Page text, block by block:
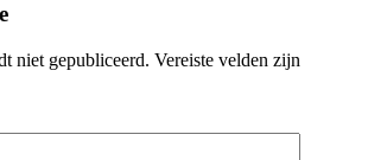
niet gepubliceerd. Vereiste velden zijn